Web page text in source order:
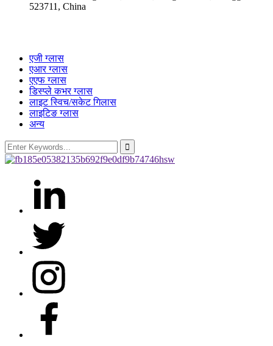
523711, China
एजी ग्लास
एआर ग्लास
एएफ ग्लास
डिस्प्ले कभर ग्लास
लाइट स्विच/सकेट गिलास
लाइटिङ ग्लास
अन्य